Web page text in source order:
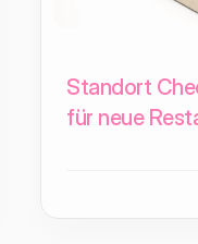
Standort
für neue